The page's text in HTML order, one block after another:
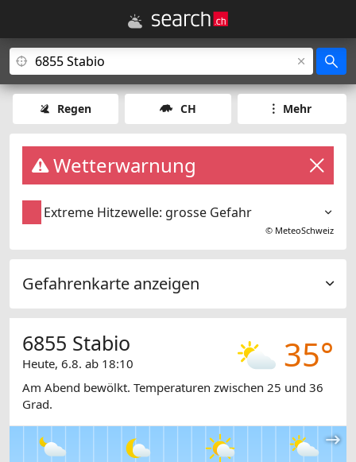
Regen CH Mehr
Wetterwarnung
Extreme Hitzewelle: grosse Gefahr
© MeteoSchweiz
Gefahrenkarte anzeigen
35°
6855 Stabio
Heute, 6.8. ab 18:10
Am Abend bewölkt. Temperaturen zwischen 25 und 36
Grad.